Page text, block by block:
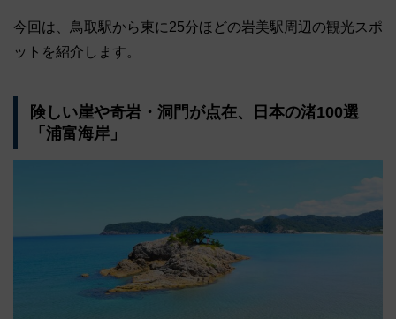
今回は、鳥取駅から東に25分ほどの岩美駅周辺の観光スポ
ットを紹介します。
険しい崖や奇岩・洞門が点在、日本の渚100選
「浦富海岸」